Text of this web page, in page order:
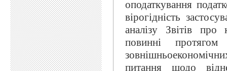
оподаткування
вірогідність
аналізу Звітів про
повинні
питання щодо